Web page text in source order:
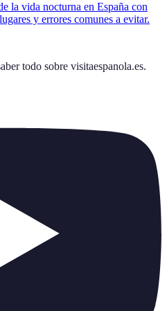
la vida nocturna en España con
y errores comunes a evitar.
todo sobre visitaespanola.es.